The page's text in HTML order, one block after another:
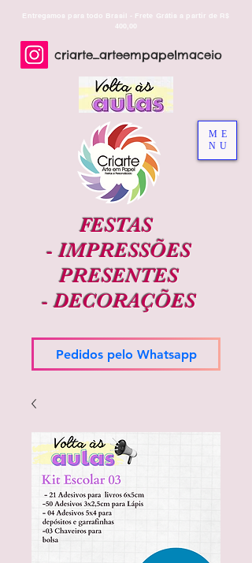
FESTAS
-IMPRESSÕES
PRESENTES
-DECORAÇÕES
Pedidos pelo Whatsapp
ME
NU
Entregamos para todo Brasil - Frete Grátis a partir de R$
400,00
criarte_arteempapelmaceio